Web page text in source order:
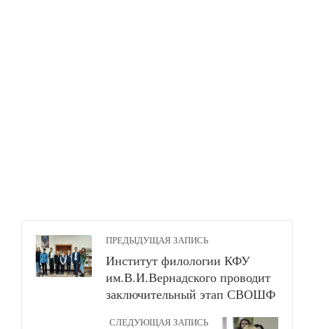
ПРЕДЫДУЩАЯ ЗАПИСЬ
Институт филологии КФУ
им.В.И.Вернадского проводит
заключительный этап СВОШФ
СЛЕДУЮЩАЯ ЗАПИСЬ